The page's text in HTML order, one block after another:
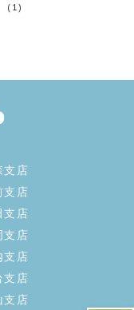
(1)
支店
支店
支店
支店
支店
支店
支店